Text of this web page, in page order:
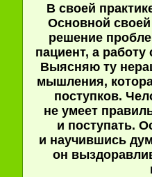
В своей
Основной
решение
пациент, а
Выясняю ту
мышления,
поступков.
не умеет
и поступать.
и научившись
он